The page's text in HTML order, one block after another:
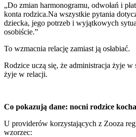
„Do zmian harmonogramu, odwołań i
konta rodzica.Na wszystkie pytania
dziecka, jego potrzeb i wyjątkowych
osobiście.”
To wzmacnia relację zamiast ją osłabiać.
Rodzice uczą się, że administracja żyje w
żyje w relacji.
Co pokazują dane: nocni rodzice
U providerów korzystających z Zooza
wzorzec: